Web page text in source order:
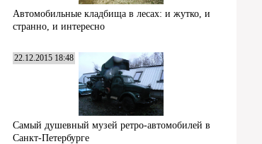
Автомобильные кладбища в лесах: и жутко, и
странно, и интересно
22.12.2015 18:48
Самый душевный музей ретро-автомобилей в
Санкт-Петербурге